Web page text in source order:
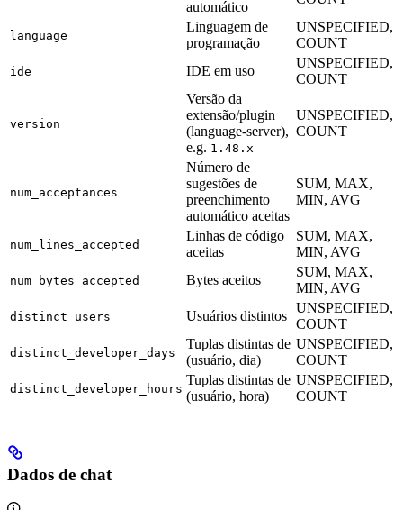
automático
language
Linguagem de
programação
UNSPECIFIED,
COUNT
ide IDE em uso
UNSPECIFIED,
COUNT
version
Versão da
extensão/plugin
(language-server),
e.g. 1.48.x
UNSPECIFIED,
COUNT
num_acceptances
Número de
sugestões de
preenchimento
automático aceitas
SUM, MAX,
MIN, AVG
num_lines_accepted
Linhas de código
aceitas
SUM, MAX,
MIN, AVG
num_bytes_accepted Bytes aceitos
SUM, MAX,
MIN, AVG
distinct_users Usuários distintos
UNSPECIFIED,
COUNT
distinct_developer_days
Tuplas distintas de
(usuário, dia)
UNSPECIFIED,
COUNT
distinct_developer_hours
Tuplas distintas de
(usuário, hora)
UNSPECIFIED,
COUNT
Dados de chat